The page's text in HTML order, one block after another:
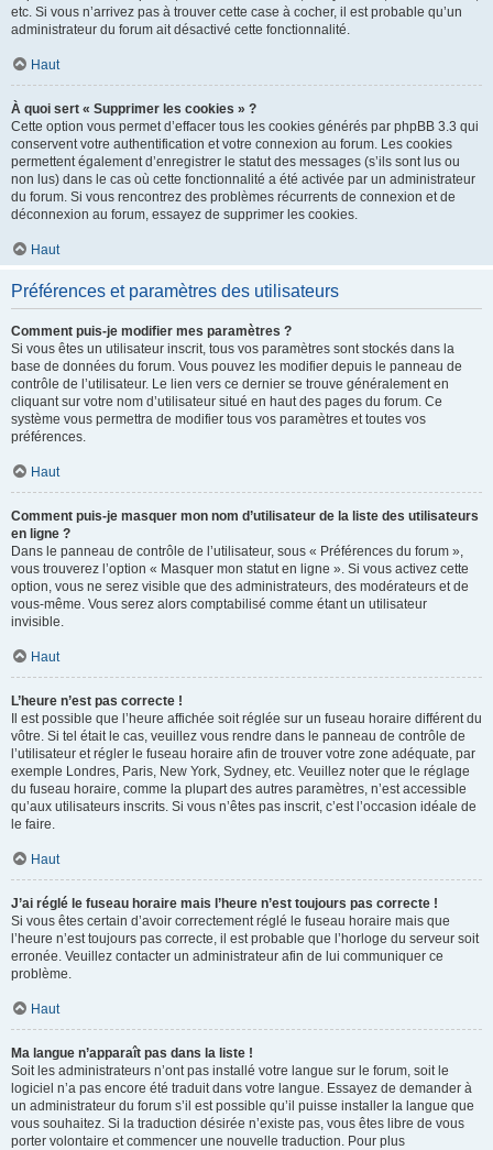
etc. Si vous n’arrivez pas à trouver cette case à cocher, il est probable qu’un
administrateur du forum ait désactivé cette fonctionnalité.
Haut
À quoi sert « Supprimer les cookies » ?
Cette option vous permet d’effacer tous les cookies générés par phpBB 3.3 qui
conservent votre authentification et votre connexion au forum. Les cookies
permettent également d’enregistrer le statut des messages (s’ils sont lus ou
non lus) dans le cas où cette fonctionnalité a été activée par un administrateur
du forum. Si vous rencontrez des problèmes récurrents de connexion et de
déconnexion au forum, essayez de supprimer les cookies.
Haut
Préférences et paramètres des utilisateurs
Comment puis-je modifier mes paramètres ?
Si vous êtes un utilisateur inscrit, tous vos paramètres sont stockés dans la
base de données du forum. Vous pouvez les modifier depuis le panneau de
contrôle de l’utilisateur. Le lien vers ce dernier se trouve généralement en
cliquant sur votre nom d’utilisateur situé en haut des pages du forum. Ce
système vous permettra de modifier tous vos paramètres et toutes vos
préférences.
Haut
Comment puis-je masquer mon nom d’utilisateur de la liste des utilisateurs
en ligne ?
Dans le panneau de contrôle de l’utilisateur, sous « Préférences du forum »,
vous trouverez l’option « Masquer mon statut en ligne ». Si vous activez cette
option, vous ne serez visible que des administrateurs, des modérateurs et de
vous-même. Vous serez alors comptabilisé comme étant un utilisateur
invisible.
Haut
L’heure n’est pas correcte !
Il est possible que l’heure affichée soit réglée sur un fuseau horaire différent du
vôtre. Si tel était le cas, veuillez vous rendre dans le panneau de contrôle de
l’utilisateur et régler le fuseau horaire afin de trouver votre zone adéquate, par
exemple Londres, Paris, New York, Sydney, etc. Veuillez noter que le réglage
du fuseau horaire, comme la plupart des autres paramètres, n’est accessible
qu’aux utilisateurs inscrits. Si vous n’êtes pas inscrit, c’est l’occasion idéale de
le faire.
Haut
J’ai réglé le fuseau horaire mais l’heure n’est toujours pas correcte !
Si vous êtes certain d’avoir correctement réglé le fuseau horaire mais que
l’heure n’est toujours pas correcte, il est probable que l’horloge du serveur soit
erronée. Veuillez contacter un administrateur afin de lui communiquer ce
problème.
Haut
Ma langue n’apparaît pas dans la liste !
Soit les administrateurs n’ont pas installé votre langue sur le forum, soit le
logiciel n’a pas encore été traduit dans votre langue. Essayez de demander à
un administrateur du forum s’il est possible qu’il puisse installer la langue que
vous souhaitez. Si la traduction désirée n’existe pas, vous êtes libre de vous
porter volontaire et commencer une nouvelle traduction. Pour plus